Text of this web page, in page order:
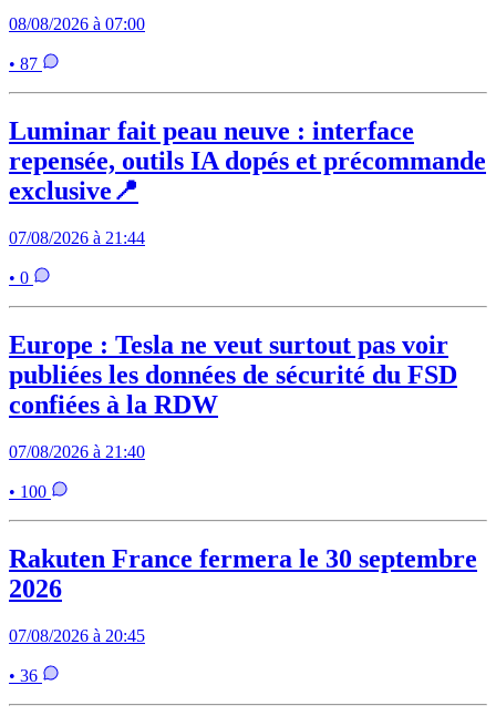
08/08/2026 à 07:00
• 87
Luminar fait peau neuve : interface
repensée, outils IA dopés et précommande
exclusive📍
07/08/2026 à 21:44
• 0
Europe : Tesla ne veut surtout pas voir
publiées les données de sécurité du FSD
confiées à la RDW
07/08/2026 à 21:40
• 100
Rakuten France fermera le 30 septembre
2026
07/08/2026 à 20:45
• 36